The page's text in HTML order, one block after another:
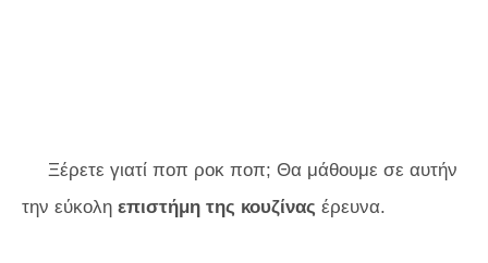
Ξέρετε γιατί ποπ ροκ ποπ; Θα μάθουμε σε αυτήν
την εύκολη επιστήμη της κουζίνας έρευνα.